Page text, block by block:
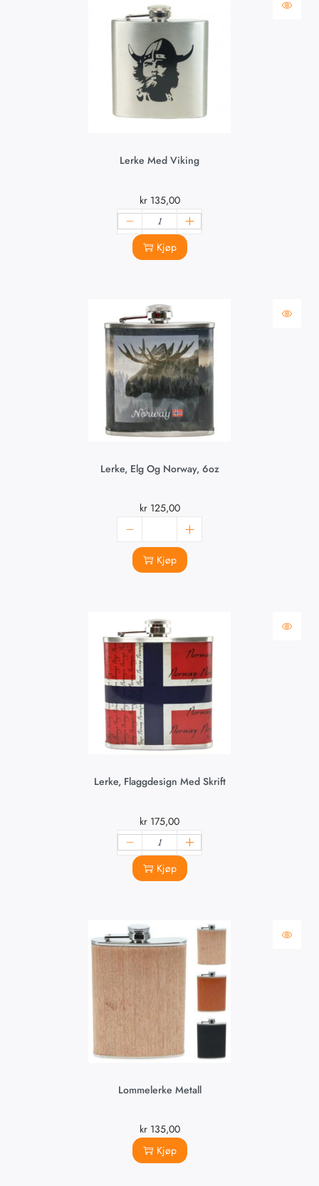
Lerke Med Viking
kr135,00
Kjøp
Lerke, Elg Og Norway, 6oz
kr125,00
Kjøp
Lerke, Flaggdesign Med Skrift
kr 175,00
Kjøp
Lommelerke Metall
kr135,00
Kjøp